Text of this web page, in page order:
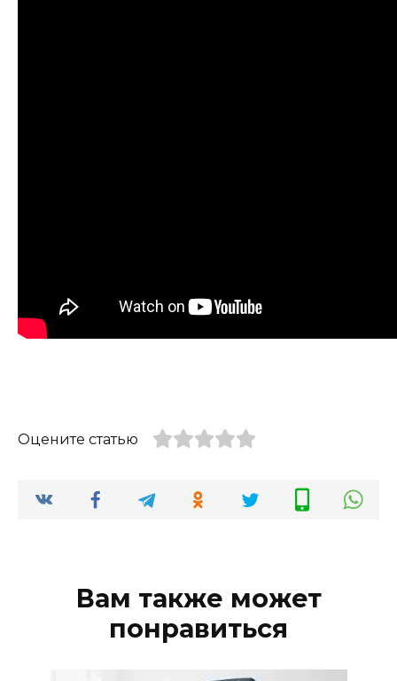
Оцените статью
Вам также может
понравиться